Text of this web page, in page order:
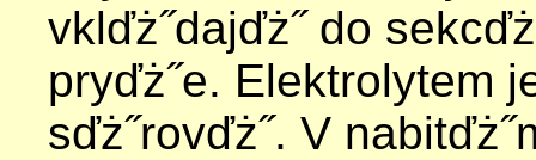
vklďż˝dajďż˝ do
pryďż˝e. Elektrolytem
sďż˝rovďż˝. V